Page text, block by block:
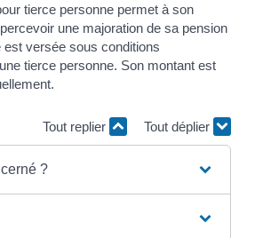
tierce personne permet à son
une majoration de sa pension
est versée sous conditions
tierce personne. Son montant est
Tout replier Tout déplier
?